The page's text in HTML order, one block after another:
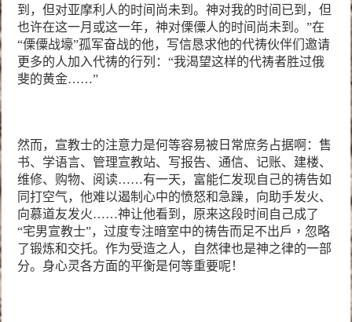
到，但对亚摩利人的时间尚未到。神对我的时间已到，但
也许在这一月或这一年，神对傈僳人的时间尚未到。”在
“傈僳战壕”孤军奋战的他，写信恳求他的代祷伙伴们邀请
更多的人加入代祷的行列：“我渴望这样的代祷者胜过俄
斐的黄金……”
然而，宣教士的注意力是何等容易被日常庶务占据啊：售
书、学语言、管理宣教站、写报告、通信、记账、建楼、
维修、购物、阅读……有一天，富能仁发现自己的祷告如
同打空气，他难以遏制心中的愤怒和急躁，向助手发火、
向慕道友发火……神让他看到，原来这段时间自己成了
“宅男宣教士”，过度专注暗室中的祷告而足不出戶， 忽略
了锻炼和交托。作为受造之人，自然律也是神之律的一部
分。身心灵各方面的平衡是何等重要呢！